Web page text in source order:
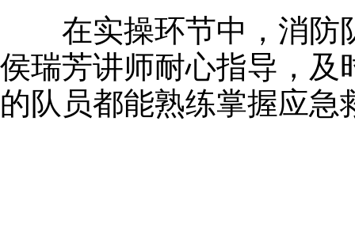
在实操环节中，消防队
侯瑞芳讲师耐心指导，及
的队员都能熟练掌握应急